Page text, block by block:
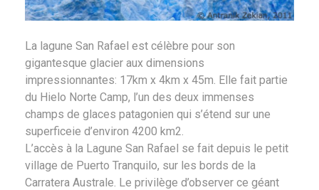
La lagune San Rafael est célèbre pour son
gigantesque glacier aux dimensions
impressionnantes: 17km x 4km x 45m. Elle fait partie
du Hielo Norte Camp, l’un des deux immenses
champs de glaces patagonien qui s’étend sur une
superficeie d’environ 4200 km2.
L’accès à la Lagune San Rafael se fait depuis le petit
village de Puerto Tranquilo, sur les bords de la
Carratera Australe. Le privilège d’observer ce géant